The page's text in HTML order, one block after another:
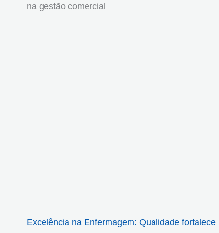
na gestão comercial
Excelência na Enfermagem: Qualidade fortalece